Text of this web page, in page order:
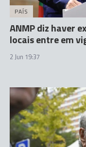
PAÍS
ANMP diz haver
locais entre em
2 Jun 19:37